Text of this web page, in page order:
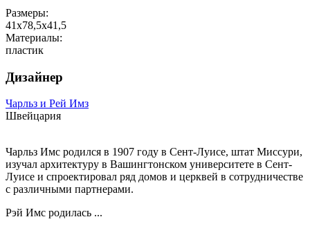
Размеры:
41х78,5х41,5
Материалы:
пластик
Дизайнер
Чарльз и Рей Имз
Швейцария
Чарльз Имс родился в 1907 году в Сент-Луисе, штат Миссури,
изучал архитектуру в Вашингтонском университете в Сент-
Луисе и спроектировал ряд домов и церквей в сотрудничестве
с различными партнерами.
Рэй Имс родилась ...